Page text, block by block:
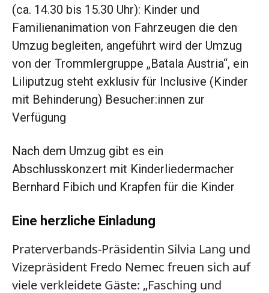
(ca. 14.30 bis 15.30 Uhr): Kinder und
Familienanimation von Fahrzeugen die den
Umzug begleiten, angeführt wird der Umzug
von der Trommlergruppe „Batala Austria“, ein
Liliputzug steht exklusiv für Inclusive (Kinder
mit Behinderung) Besucher:innen zur
Verfügung
Nach dem Umzug gibt es ein
Abschlusskonzert mit Kinderliedermacher
Bernhard Fibich und Krapfen für die Kinder
Eine herzliche Einladung
Praterverbands-Präsidentin Silvia Lang und
Vizepräsident Fredo Nemec freuen sich auf
viele verkleidete Gäste: „Fasching und